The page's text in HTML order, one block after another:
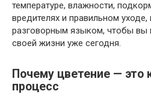
температуре, влажности,
вредителях и правильном
разговорным языком, чтобы вы
своей жизни уже сегодня.
Почему цветение — это
процесс